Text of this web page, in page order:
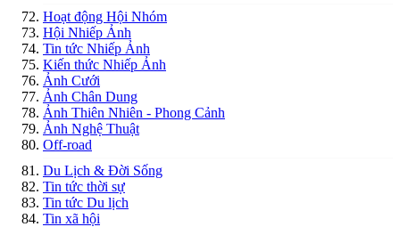
Hoạt động Hội Nhóm
Hội Nhiếp Ảnh
Tin tức Nhiếp Ảnh
Kiến thức Nhiếp Ảnh
Ảnh Cưới
Ảnh Chân Dung
Ảnh Thiên Nhiên - Phong Cảnh
Ảnh Nghệ Thuật
Off-road
Du Lịch & Đời Sống
Tin tức thời sự
Tin tức Du lịch
Tin xã hội